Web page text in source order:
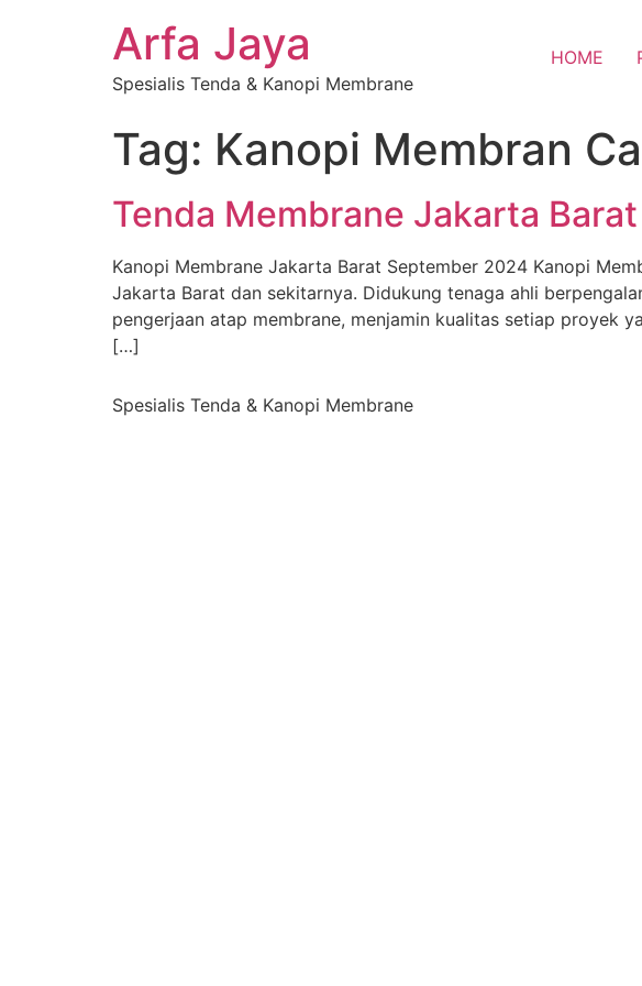
Arfa Jaya
Spesialis Tenda & Kanopi Membrane
HOME
Tag: Kanopi Membran
Tenda Membrane Jakarta Barat
Kanopi Membrane Jakarta Barat September 2024 Kanopi
Jakarta Barat dan sekitarnya. Didukung tenaga ahli
pengerjaan atap membrane, menjamin kualitas setiap proyek
[…]
Spesialis Tenda & Kanopi Membrane